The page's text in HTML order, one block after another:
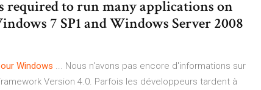
required to run many applications on
7 SP1 and Windows Server 2008
Windows ... Nous n'avons pas encore d'informations sur
Version 4.0. Parfois les développeurs tardent à